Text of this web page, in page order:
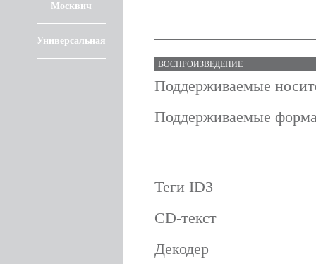
Москвич
Универсальная
ВОСПРОИЗВЕДЕНИЕ
Поддерживаемые
Поддерживаемые
Теги ID3
CD-текст
Декодер